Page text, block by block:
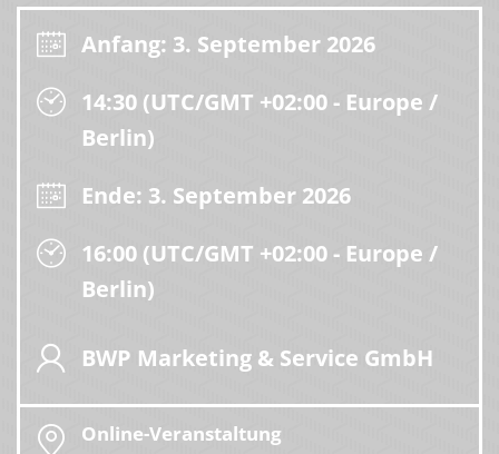
Anfang: 3. September 2026
14:30 (UTC/GMT +02:00 - Europe /
Berlin)
Ende: 3. September 2026
16:00 (UTC/GMT +02:00 - Europe /
Berlin)
BWP Marketing & Service GmbH
Online-Veranstaltung